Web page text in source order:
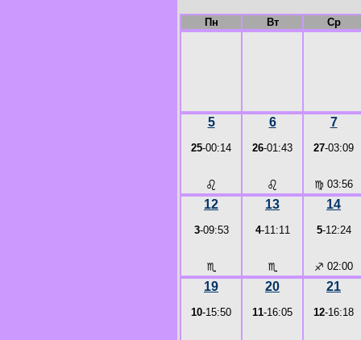
Пн Вт Ср
5
25-00:14
♌
6
26-01:43
♌
7
27-03:09
♍ 03:56
12
3-09:53
♏
13
4-11:11
♏
14
5-12:24
♐ 02:00
19
10-15:50
20
11-16:05
21
12-16:18